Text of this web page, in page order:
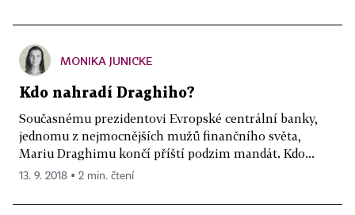
MONIKA JUNICKE
Kdo nahradí Draghiho?
Současnému prezidentovi Evropské centrální banky,
jednomu z nejmocnějších mužů finančního světa,
Mariu Draghimu končí příští podzim mandát. Kdo...
13. 9. 2018 ▪ 2 min. čtení